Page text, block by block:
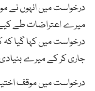
درخواست میں انہوں نے
میرے اعتراضات طے کیے
جاری کر کے میرے
درخواست میں موقف